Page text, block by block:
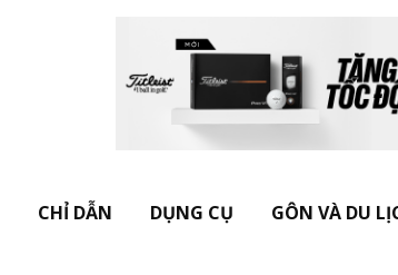
CHỈ DẪN DỤNG CỤ GÔN VÀ DU